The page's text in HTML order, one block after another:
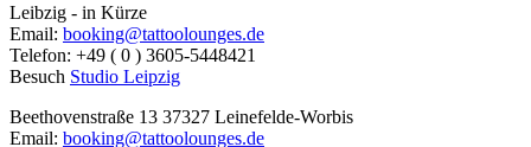
Leibzig - in Kürze
Email: booking@tattoolounges.de
Telefon: +49 ( 0 ) 3605-5448421
Besuch Studio Leipzig
Beethovenstraße 13 37327 Leinefelde-Worbis
Email: booking@tattoolounges.de